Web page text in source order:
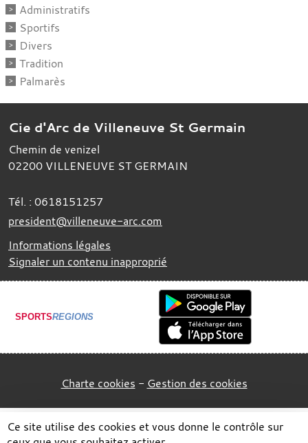
Administratifs
Sportifs
Divers
Tradition
Palmarès
Cie d'Arc de Villeneuve St Germain
Chemin de venizel
02200 VILLENEUVE ST GERMAIN
Tél. : 0618151257
president@villeneuve-arc.com
Informations légales
Signaler un contenu inapproprié
SPORTSREGIONS
Charte cookies Gestion des cookies
Ce site utilise des cookies et vous donne le contrôle sur